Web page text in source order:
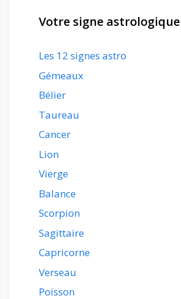
Votre signe astrologique
Les 12 signes astro
Gémeaux
Bélier
Taureau
Cancer
Lion
Vierge
Balance
Scorpion
Sagittaire
Capricorne
Verseau
Poisson